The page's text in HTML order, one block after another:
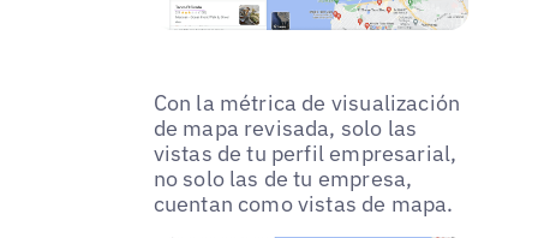
Con la métrica de visualización
de mapa revisada, solo las
vistas de tu perfil empresarial,
no solo las de tu empresa,
cuentan como vistas de mapa.